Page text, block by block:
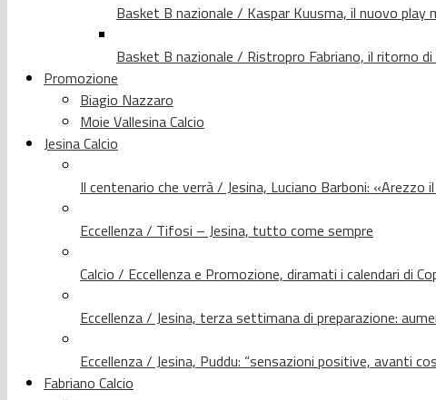
Basket B nazionale / Kaspar Kuusma, il nuovo play
Basket B nazionale / Ristropro Fabriano, il ritorno di
Promozione
Biagio Nazzaro
Moie Vallesina Calcio
Jesina Calcio
Il centenario che verrà / Jesina, Luciano Barboni: «Arezzo
Eccellenza / Tifosi – Jesina, tutto come sempre
Calcio / Eccellenza e Promozione, diramati i calendari di
Eccellenza / Jesina, terza settimana di preparazione:
Eccellenza / Jesina, Puddu: “sensazioni positive, avanti
Fabriano Calcio